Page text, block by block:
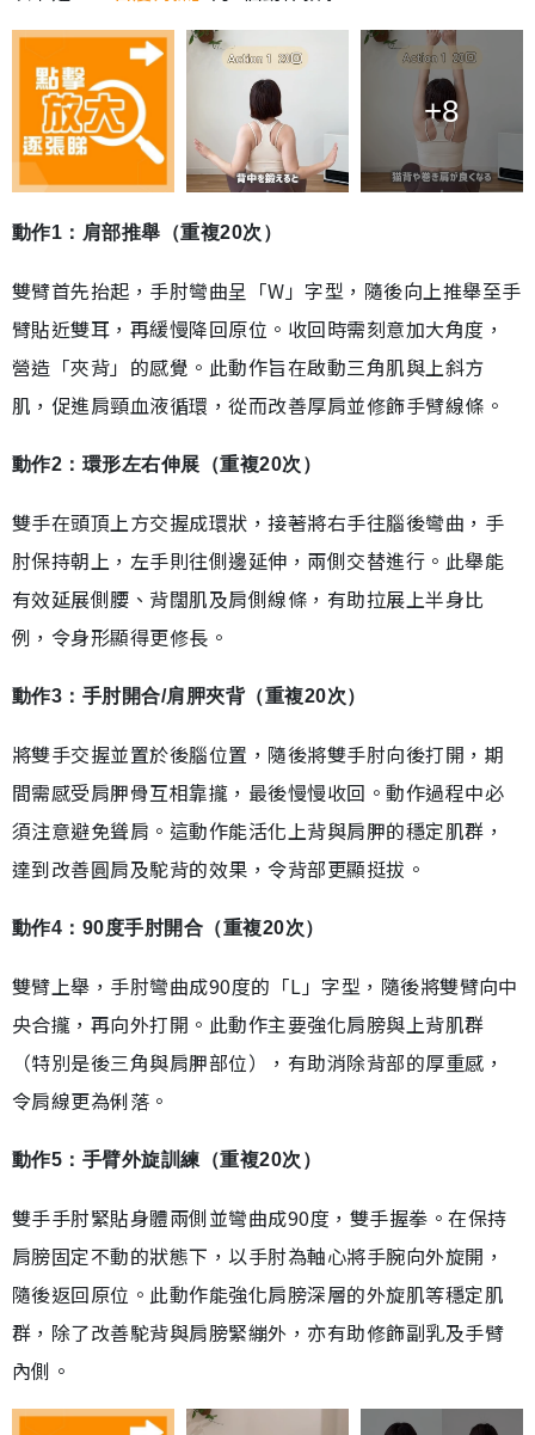
+8
動作1：肩部推舉（重複20次）
雙臂首先抬起，手肘彎曲呈「W」字型，隨後向上推舉至手
臂貼近雙耳，再緩慢降回原位。收回時需刻意加大角度，
營造「夾背」的感覺。此動作旨在啟動三角肌與上斜方
肌，促進肩頸血液循環，從而改善厚肩並修飾手臂線條。
動作2：環形左右伸展（重複20次）
雙手在頭頂上方交握成環狀，接著將右手往腦後彎曲，手
肘保持朝上，左手則往側邊延伸，兩側交替進行。此舉能
有效延展側腰、背闊肌及肩側線條，有助拉展上半身比
例，令身形顯得更修長。
動作3：手肘開合/肩胛夾背（重複20次）
將雙手交握並置於後腦位置，隨後將雙手肘向後打開，期
間需感受肩胛骨互相靠攏，最後慢慢收回。動作過程中必
須注意避免聳肩。這動作能活化上背與肩胛的穩定肌群，
達到改善圓肩及駝背的效果，令背部更顯挺拔。
動作4：90度手肘開合（重複20次）
雙臂上舉，手肘彎曲成90度的「L」字型，隨後將雙臂向中
央合攏，再向外打開。此動作主要強化肩膀與上背肌群
（特別是後三角與肩胛部位），有助消除背部的厚重感，
令肩線更為俐落。
動作5：手臂外旋訓練（重複20次）
雙手手肘緊貼身體兩側並彎曲成90度，雙手握拳。在保持
肩膀固定不動的狀態下，以手肘為軸心將手腕向外旋開，
隨後返回原位。此動作能強化肩膀深層的外旋肌等穩定肌
群，除了改善駝背與肩膀緊繃外，亦有助修飾副乳及手臂
內側。